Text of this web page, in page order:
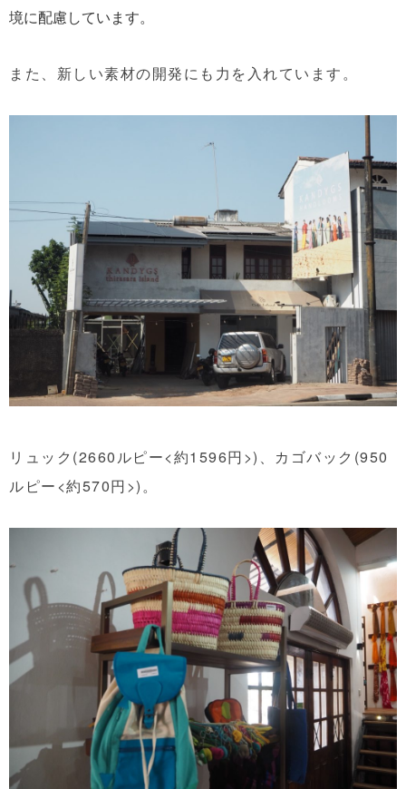
境に配慮しています。
また、新しい素材の開発にも力を入れています。
リュック(2660ルピー<約1596円>)、カゴバック(950
ルピー<約570円>)。